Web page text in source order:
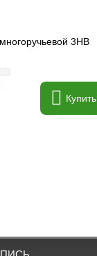
3HB
Купить